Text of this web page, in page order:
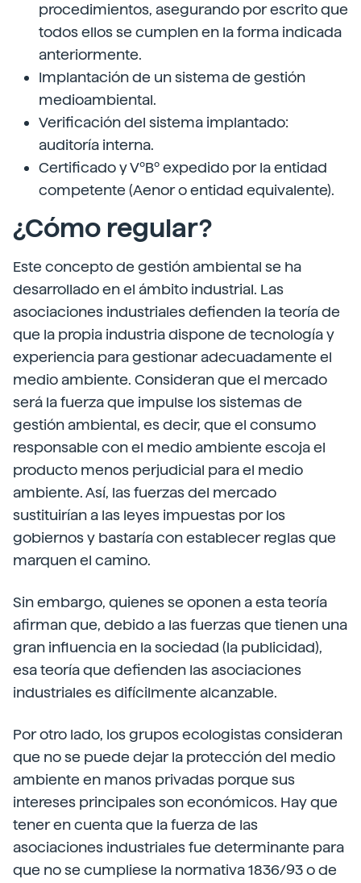
procedimientos, asegurando por escrito que
todos ellos se cumplen en la forma indicada
anteriormente.
Implantación de un sistema de gestión
medioambiental.
Verificación del sistema implantado:
auditoría interna.
Certificado y VºBº expedido por la entidad
competente (Aenor o entidad equivalente).
¿Cómo regular?
Este concepto de gestión ambiental se ha
desarrollado en el ámbito industrial. Las
asociaciones industriales defienden la teoría de
que la propia industria dispone de tecnología y
experiencia para gestionar adecuadamente el
medio ambiente. Consideran que el mercado
será la fuerza que impulse los sistemas de
gestión ambiental, es decir, que el consumo
responsable con el medio ambiente escoja el
producto menos perjudicial para el medio
ambiente. Así, las fuerzas del mercado
sustituirían a las leyes impuestas por los
gobiernos y bastaría con establecer reglas que
marquen el camino.
Sin embargo, quienes se oponen a esta teoría
afirman que, debido a las fuerzas que tienen una
gran influencia en la sociedad (la publicidad),
esa teoría que defienden las asociaciones
industriales es difícilmente alcanzable.
Por otro lado, los grupos ecologistas consideran
que no se puede dejar la protección del medio
ambiente en manos privadas porque sus
intereses principales son económicos. Hay que
tener en cuenta que la fuerza de las
asociaciones industriales fue determinante para
que no se cumpliese la normativa 1836/93 o de